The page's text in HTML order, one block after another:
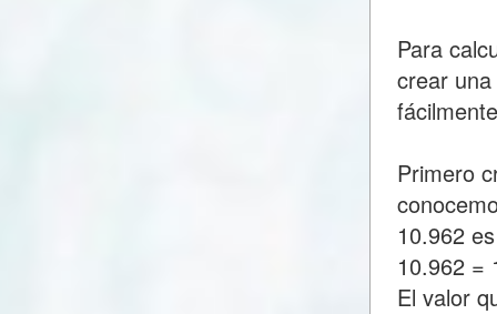
Para
crear
Primero
10.962
10.962 =
El valor